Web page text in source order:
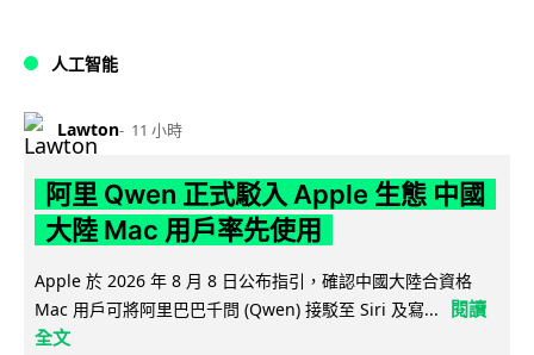
人工智能
Lawton 11 小時
阿里 Qwen 正式駁入 Apple 生態 中國
大陸 Mac 用戶率先使用
Apple 於 2026 年 8 月 8 日公布指引，確認中國大陸合資格
Mac 用戶可將阿里巴巴千問 (Qwen) 接駁至 Siri 及寫...
閱讀
全文